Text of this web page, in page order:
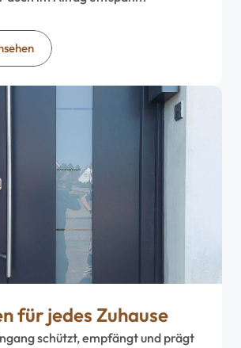
für jedes Zuhause
schützt, empfängt und prägt